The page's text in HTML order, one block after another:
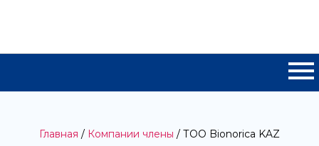
Главная / Компании члены / ТОО Bionorica KAZ